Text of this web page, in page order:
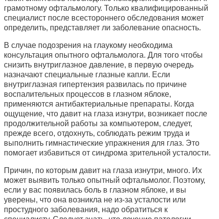
грамотному офтальмологу. Только квалифицированный
специалист после всестороннего обследования может
определить, представляет ли заболевание опасность.
В случае подозрения на глаукому необходима
консультация опытного офтальмолога. Для того чтобы
снизить внутриглазное давление, в первую очередь
назначают специальные глазные капли. Если
внутриглазная гипертензия развилась по причине
воспалительных процессов в глазном яблоке,
применяются антибактериальные препараты. Когда
ощущение, что давит на глаза изнутри, возникает после
продолжительной работы за компьютером, следует,
прежде всего, отдохнуть, соблюдать режим труда и
выполнить гимнастические упражнения для глаз. Это
помогает избавиться от синдрома зрительной усталости.
Причин, по которым давит на глаза изнутри, много. Их
может выявить только опытный офтальмолог. Поэтому,
если у вас появилась боль в глазном яблоке, и вы
уверены, что она возникла не из-за усталости или
простудного заболевания, надо обратиться к